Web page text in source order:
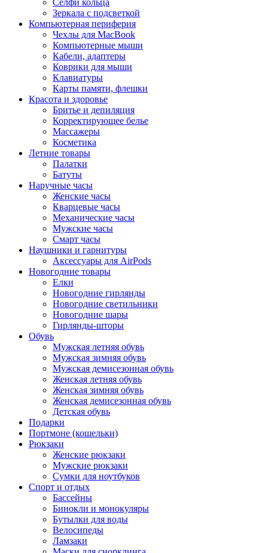
Зеркала с подсветкой
Компьютерная периферия
Чехлы для MacBook
Компьютерные мыши
Кабели, адаптеры
Коврики для мыши
Клавиатуры
Карты памяти, флешки
Красота и здоровье
Бритье и депиляция
Корректирующее белье
Массажеры
Косметика
Летние товары
Палатки
Батуты
Наручные часы
Женские часы
Кварцевые часы
Механические часы
Мужские часы
Смарт часы
Наушники и гарнитуры
Аксессуары для AirPods
Новогодние товары
Елки
Новогодние гирлянды
Новогодние светильники
Новогодние шары
Гирлянды-шторы
Обувь
Мужская летняя обувь
Мужская зимняя обувь
Мужская демисезонная обувь
Женская летняя обувь
Женская зимняя обувь
Женская демисезонная обувь
Детская обувь
Подарки
Портмоне (кошельки)
Рюкзаки
Женские рюкзаки
Мужские рюкзаки
Сумки для ноутбуков
Спорт и отдых
Бассейны
Бинокли и монокуляры
Бутылки для воды
Велосипеды
Ламзаки